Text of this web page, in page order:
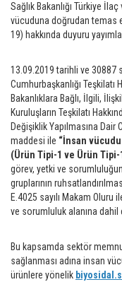
Sağlık Bakanlığı Türkiye
vücuduna doğrudan temas
19) hakkında duyuru
13.09.2019 tarihli ve 30887
Cumhurbaşkanlığı Teşkilatı
Bakanlıklara Bağlı, İlgili,
Kuruluşların Teşkilatı
Değişiklik Yapılmasına Dair
maddesi ile “İnsan
(Ürün Tipi-1 ve Ürün Tipi-
görev, yetki ve
gruplarının
E.4025 sayılı Makam Oluru
ve sorumluluk alanına dahil
Bu kapsamda sektör
sağlanması adına insan
ürünlere yönelik